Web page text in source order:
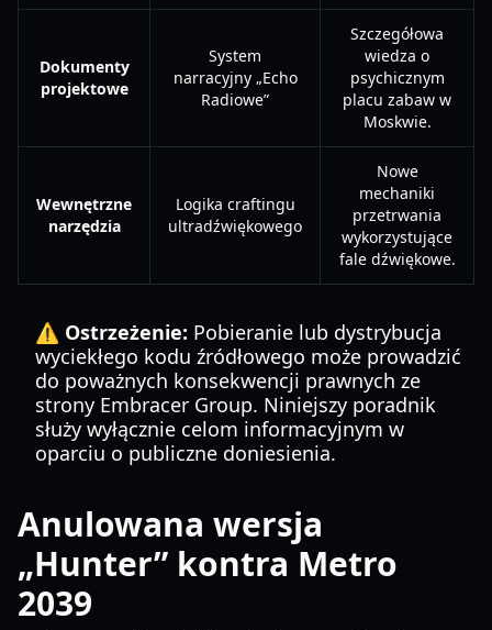
Dokumenty
projektowe
System
narracyjny „Echo
Radiowe”
Szczegółowa
wiedza o
psychicznym
placu zabaw w
Moskwie.
Wewnętrzne
narzędzia
Logika craftingu
ultradźwiękowego
Nowe
mechaniki
przetrwania
wykorzystujące
fale dźwiękowe.
⚠️ Ostrzeżenie: Pobieranie lub dystrybucja
wyciekłego kodu źródłowego może prowadzić
do poważnych konsekwencji prawnych ze
strony Embracer Group. Niniejszy poradnik
służy wyłącznie celom informacyjnym w
oparciu o publiczne doniesienia.
Anulowana wersja
„Hunter” kontra Metro
2039